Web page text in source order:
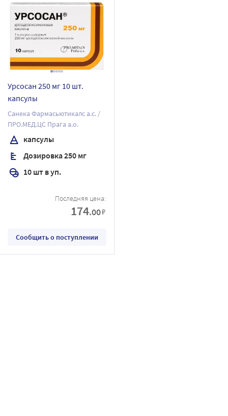
Урсосан 250 мг 10 шт.
капсулы
Санека Фармасьютикалс а.с. /
ПРО.МЕД.ЦС Прага а.о.
капсулы
Дозировка 250 мг
10 шт в уп.
Последняя цена:
174.00₽
Сообщить о поступлении